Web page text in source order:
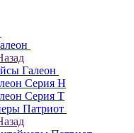
Галеон
Серия Н
Серия Т
Патриот